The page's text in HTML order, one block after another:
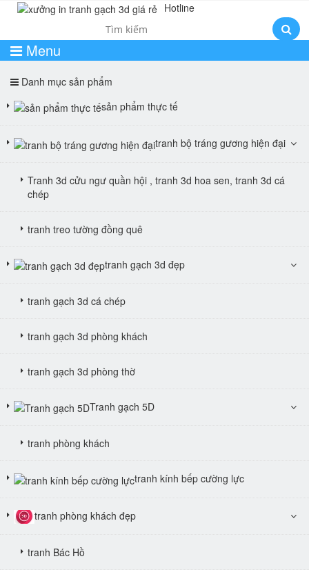
Hotline
Menu
Danh mục sản phẩm
sản phẩm thực tế
tranh bộ tráng gương hiện đại
Tranh 3d cửu ngư quần hội , tranh 3d hoa sen, tranh 3d cá
chép
tranh treo tường đồng quê
tranh gạch 3d đẹp
tranh gạch 3d cá chép
tranh gạch 3d phòng khách
tranh gạch 3d phòng thờ
Tranh gạch 5D
tranh phòng khách
tranh kính bếp cường lực
tranh phòng khách đẹp
tranh Bác Hồ